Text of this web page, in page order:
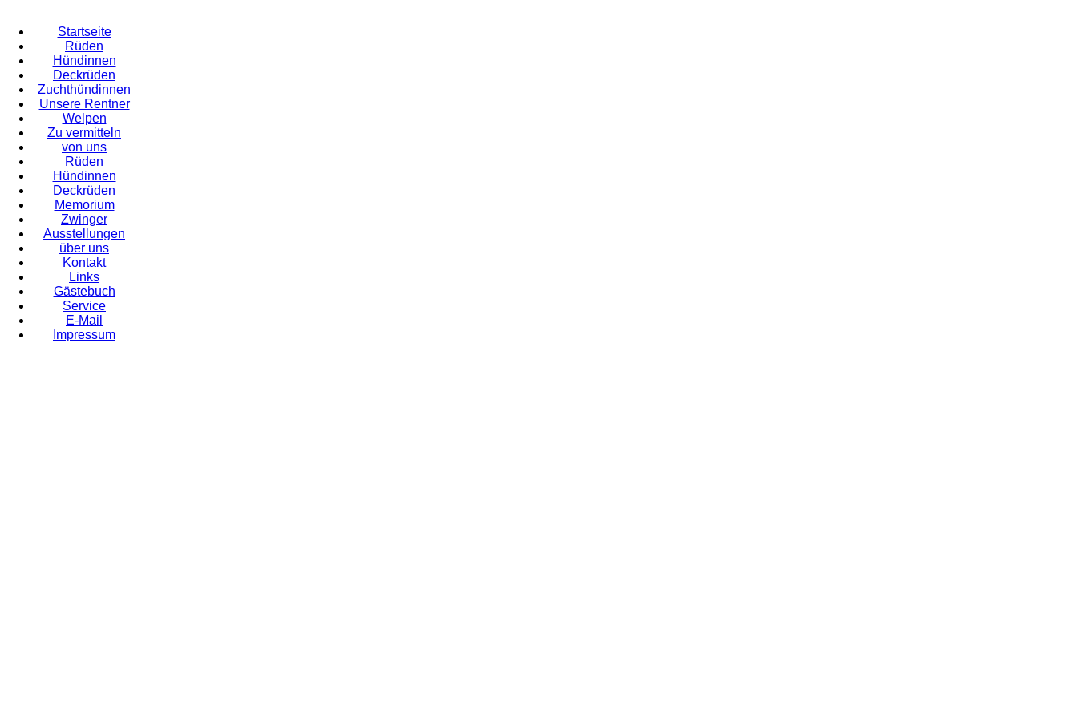
Startseite
Rüden
Hündinnen
Deckrüden
Zuchthündinnen
Unsere Rentner
Welpen
Zu vermitteln
von uns
Rüden
Hündinnen
Deckrüden
Memorium
Zwinger
Ausstellungen
über uns
Kontakt
Links
Gästebuch
Service
E-Mail
Impressum